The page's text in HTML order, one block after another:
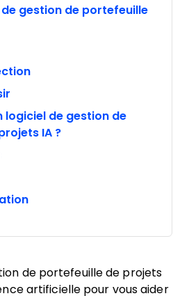
gestion de portefeuille
logiciel de gestion de
IA ?
de portefeuille de projets
artificielle pour vous aider